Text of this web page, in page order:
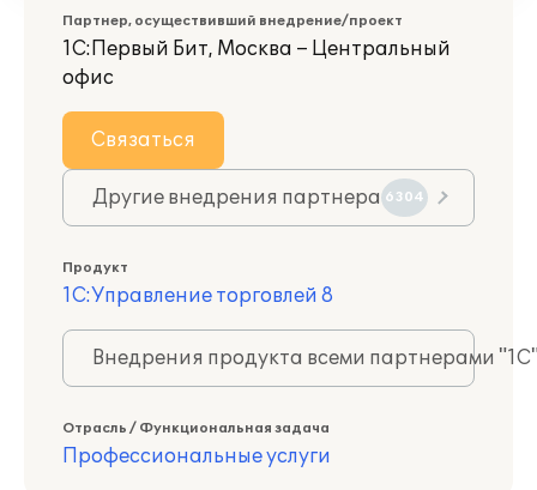
Партнер, осуществивший внедрение/проект
1С:Первый Бит, Москва – Центральный
офис
Связаться
Другие внедрения партнера 6304
Продукт
1С:Управление торговлей 8
Внедрения продукта всеми партнерами
Отрасль / Функциональная задача
Профессиональные услуги